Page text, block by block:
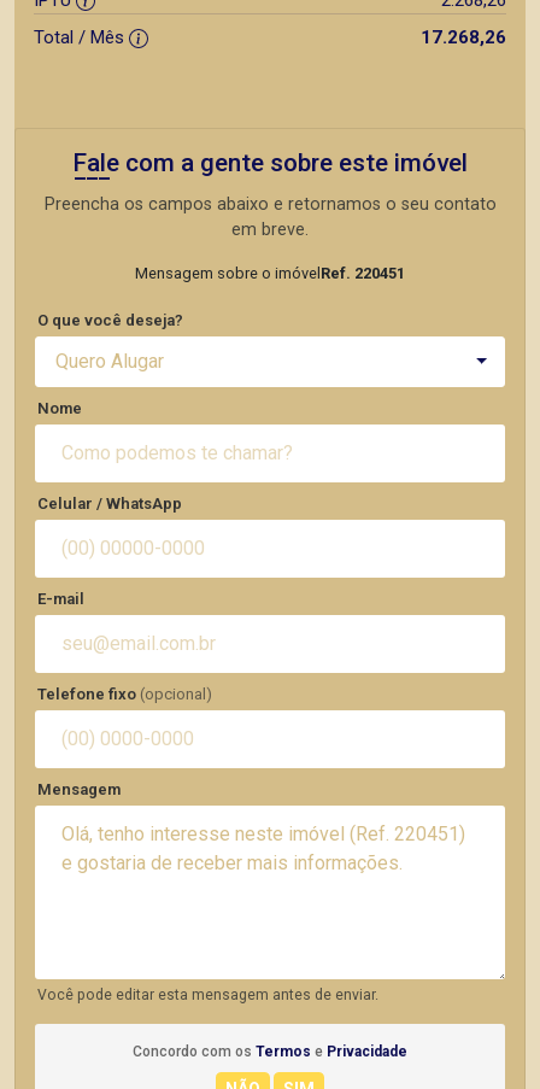
Total / Mês
17.268,26
Fale com a gente sobre este imóvel
Preencha os campos abaixo e retornamos o seu contato
em breve.
Mensagem sobre o imóvel Ref. 220451
O que você deseja?
Quero Alugar
Nome
Celular / WhatsApp
E-mail
Telefone fixo (opcional)
Mensagem
Você pode editar esta mensagem antes de enviar.
Concordo com os Termos e Privacidade